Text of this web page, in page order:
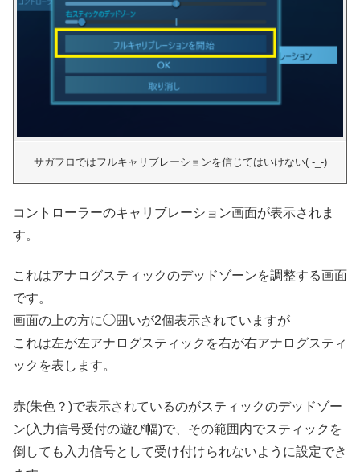
サガフロではフルキャリブレーションを信じてはいけない( -_-)
コントローラーのキャリブレーション画面が表示されま
す。
これはアナログスティックのデッドゾーンを調整する画面
です。
画面の上の方に◯囲いが2個表示されていますが
これは左が左アナログスティックを右が右アナログスティ
ックを表します。
赤(朱色？)で表示されているのがスティックのデッドゾー
ン(入力信号受付の遊び幅)で、その範囲内でスティックを
倒しても入力信号として受け付けられないように設定でき